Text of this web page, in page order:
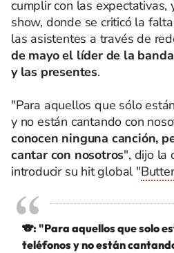
cumplir con las
show, donde se criticó la
las asistentes a través de
de mayo el líder de la
y las presentes.
"Para aquellos que sólo
y no están cantando con
conocen ninguna canción,
cantar con nosotros", dijo la
introducir su hit global "Butter
🐨: "Para aquellos que solo
teléfonos y no están